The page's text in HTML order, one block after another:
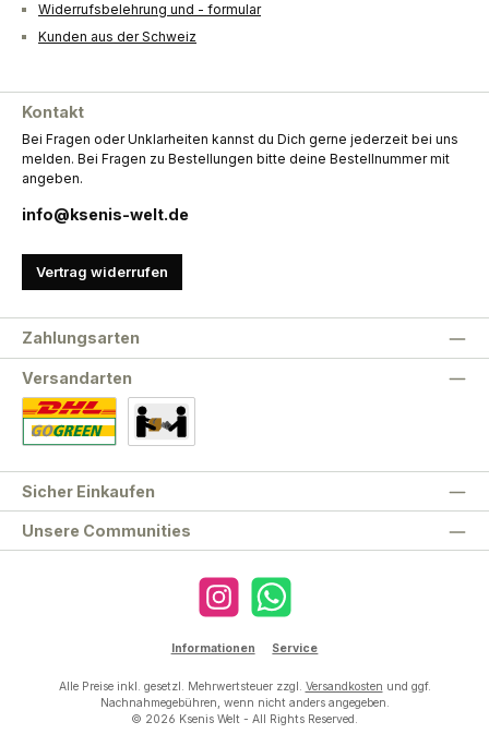
Widerrufsbelehrung und - formular
Kunden aus der Schweiz
Kontakt
Bei Fragen oder Unklarheiten kannst du Dich gerne jederzeit bei uns
melden. Bei Fragen zu Bestellungen bitte deine Bestellnummer mit
angeben.
info@ksenis-welt.de
Vertrag widerrufen
Unsere Communities
Zahlungsarten
Versandarten
Sicher Einkaufen
Instagram WhatsApp
Informationen Service
Alle Preise inkl. gesetzl. Mehrwertsteuer zzgl. Versandkosten und ggf.
Nachnahmegebühren, wenn nicht anders angegeben.
© 2026 Ksenis Welt - All Rights Reserved.